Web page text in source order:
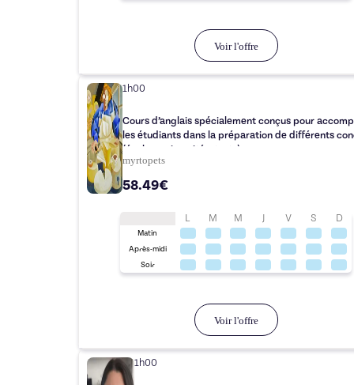
Voir l'offre
1h00
Cours d’anglais spécialement conçus pour
les étudiants dans la préparation de différents
(écoles, universités, tests)
myrtopets
58.49€
L M M J V S D
Matin
Après-midi
Soir
Voir l'offre
1h00